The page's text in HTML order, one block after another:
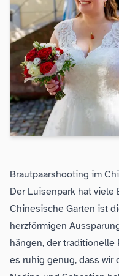
Brautpaarshooting im
Der Luisenpark hat viele
Chinesische Garten ist
herzförmigen
hängen, der traditionelle
es ruhig genug, dass wir